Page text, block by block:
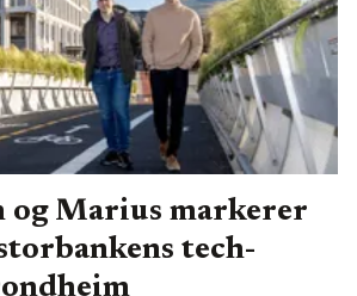
og Marius markerer
tech-